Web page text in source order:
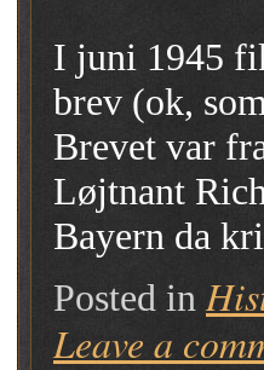
I juni 1945
brev (ok,
Brevet var
Løjtnant
Bayern da
Posted in
Leave a